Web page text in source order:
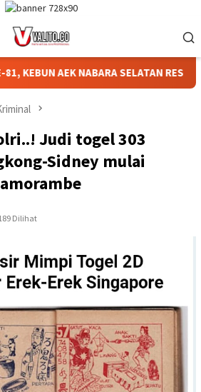
NABARA SELATAN RESMI GELAR
Judi togel 303
Sidney mulai
Dilihat